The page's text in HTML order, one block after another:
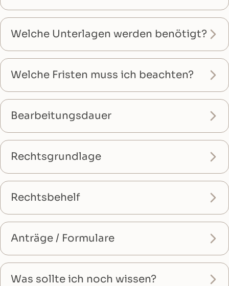
Welche Unterlagen werden benötigt?
Welche Fristen muss ich beachten?
Bearbeitungsdauer
Rechtsgrundlage
Rechtsbehelf
Anträge / Formulare
Was sollte ich noch wissen?